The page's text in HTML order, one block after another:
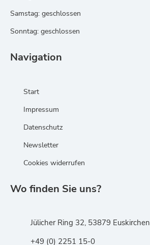
Samstag: geschlossen
Sonntag: geschlossen
Navigation
Start
Impressum
Datenschutz
Newsletter
Cookies widerrufen
Wo finden Sie uns?
Jülicher Ring 32, 53879 Euskirchen
+49 (0) 2251 15-0